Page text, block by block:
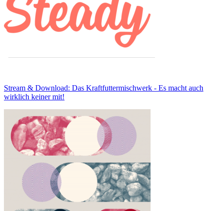
Stream & Download: Das Kraftfuttermischwerk - Es macht auch
wirklich keiner mit!